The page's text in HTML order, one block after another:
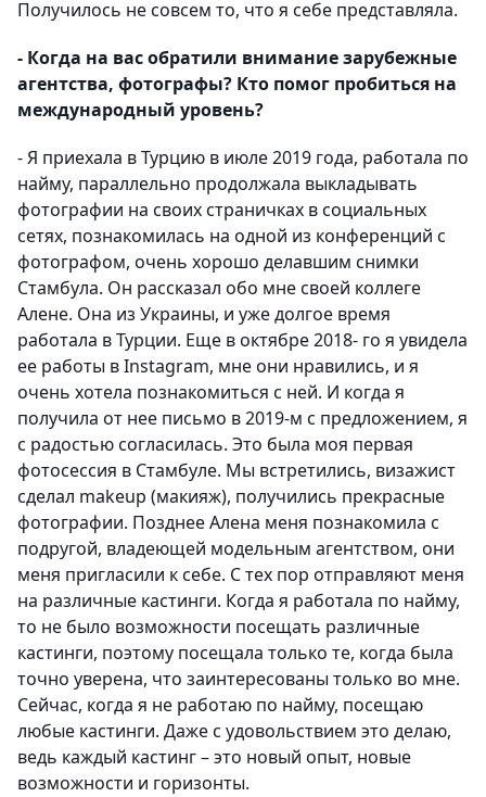
Получилось не совсем то, что я себе представляла.
- Когда на вас обратили внимание зарубежные
агентства, фотографы? Кто помог пробиться на
международный уровень?
- Я приехала в Турцию в июле 2019 года, работала по
найму, параллельно продолжала выкладывать
фотографии на своих страничках в социальных
сетях, познакомилась на одной из конференций с
фотографом, очень хорошо делавшим снимки
Стамбула. Он рассказал обо мне своей коллеге
Алене. Она из Украины, и уже долгое время
работала в Турции. Еще в октябре 2018- го я увидела
ее работы в Instagram, мне они нравились, и я
очень хотела познакомиться с ней. И когда я
получила от нее письмо в 2019-м с предложением, я
с радостью согласилась. Это была моя первая
фотосессия в Стамбуле. Мы встретились, визажист
сделал makeup (макияж), получились прекрасные
фотографии. Позднее Алена меня познакомила с
подругой, владеющей модельным агентством, они
меня пригласили к себе. С тех пор отправляют меня
на различные кастинги. Когда я работала по найму,
то не было возможности посещать различные
кастинги, поэтому посещала только те, когда была
точно уверена, что заинтересованы только во мне.
Сейчас, когда я не работаю по найму, посещаю
любые кастинги. Даже с удовольствием это делаю,
ведь каждый кастинг – это новый опыт, новые
возможности и горизонты.